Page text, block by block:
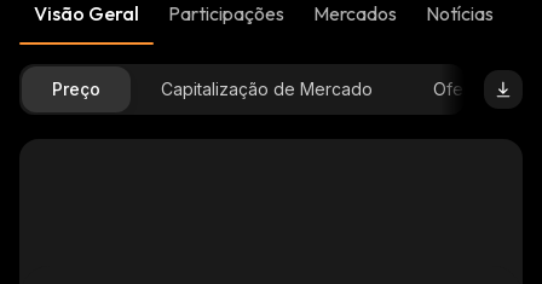
Visão Geral Participações Mercados Notícias
Preço Capitalização de Mercado Oferta